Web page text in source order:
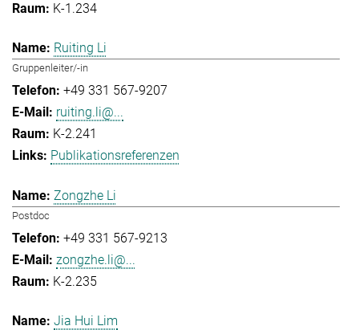
K-1.234
Ruiting Li
Gruppenleiter/-in
+49 331 567-9207
ruiting.li@...
K-2.241
Publikationsreferenzen
Zongzhe Li
Postdoc
+49 331 567-9213
zongzhe.li@...
K-2.235
Jia Hui Lim